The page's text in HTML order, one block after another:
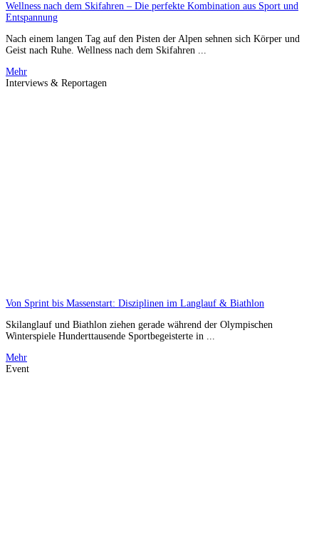
Wellness nach dem Skifahren – Die perfekte Kombination aus Sport und
Entspannung
Nach einem langen Tag auf den Pisten der Alpen sehnen sich Körper und
Geist nach Ruhe. Wellness nach dem Skifahren ...
Mehr
Interviews & Reportagen
Von Sprint bis Massenstart: Disziplinen im Langlauf & Biathlon
Skilanglauf und Biathlon ziehen gerade während der Olympischen
Winterspiele Hunderttausende Sportbegeisterte in ...
Mehr
Event